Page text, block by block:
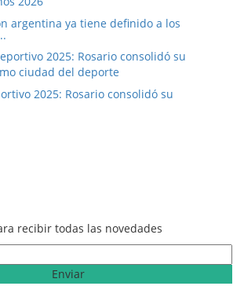
argentina ya tiene definido a los
2025: Rosario consolidó su
recibir todas las novedades